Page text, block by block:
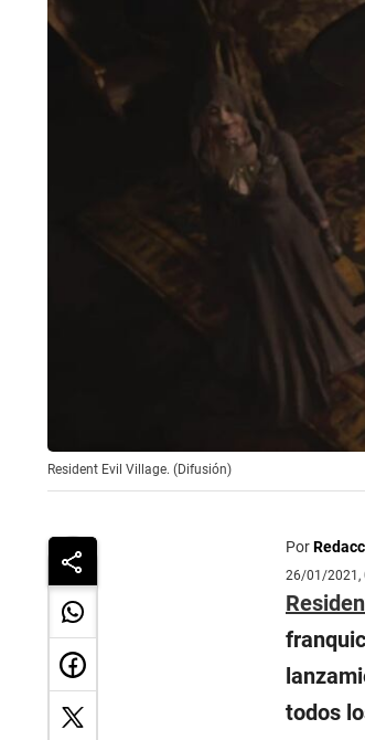
Resident Evil Village. (Difusión)
Por
26/01/2021,
todos